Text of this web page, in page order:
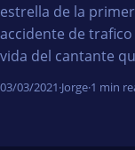
estrella de la
accidente de
vida del cantante
03/03/2021·Jorge·1 min